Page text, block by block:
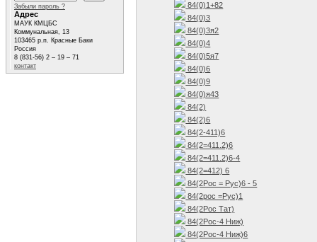
84(0)1+82
84(0)3
84(0)3я2
84(0)4
84(0)5я7
84(0)6
84(0)9
84(0)я43
84(2)
84(2)6
84(2-411)6
84(2=411.2)6
84(2=411.2)6-4
84(2=412) 6
84(2Рос = Рус)6 - 5
84(2рос =Рус)1
84(2Рос Тат)
84(2Рос-4 Ниж)
84(2Рос-4 Ниж)6
Забыли пароль ?
Адрес
МАУК КМЦБС
Коммунальная, 13
103465 р.п. Красные Баки
Россия
8 (831-56) 2 – 19 – 71
контакт